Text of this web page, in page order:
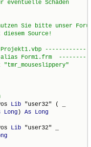
Lib "user32" ( _
Long) As Long
Lib "user32" _